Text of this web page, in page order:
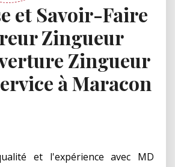
et Savoir-Faire
Zingueur
Zingueur
à Maracon
et l'expérience avec MD